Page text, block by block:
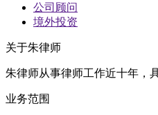
公司顾问
境外投资
关于朱律师
朱律师从事律师工作近十年，
业务范围